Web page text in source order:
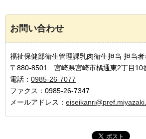
お問い合わせ
福祉保健部衛生管理課乳肉衛生担当 担当者
〒880-8501 宮崎県宮崎市橘通東2丁目10
電話： 0985-26-7077
ファクス：0985-26-7347
メールアドレス：